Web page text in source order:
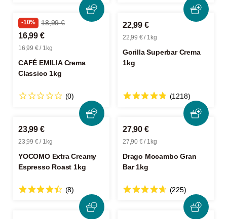
-10% 18,99 €
16,99 €
16,99 € / 1kg
CAFÉ EMILIA Crema
Classico 1kg
(0)
22,99 €
22,99 € / 1kg
Gorilla Superbar Crema
1kg
(1218)
23,99 €
23,99 € / 1kg
YOCOMO Extra Creamy
Espresso Roast 1kg
(8)
27,90 €
27,90 € / 1kg
Drago Mocambo Gran
Bar 1kg
(225)